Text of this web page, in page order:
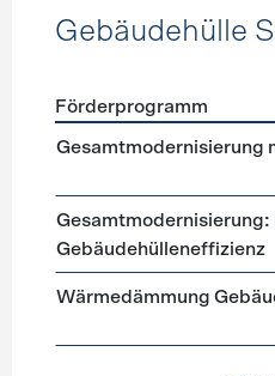
Gebäudehülle
Förderprogramme
Förderprogramm
Gesamtmodernisierung
Gesamtmodernisierung:
Gebäudehülleneffizienz
Wärmedämmung